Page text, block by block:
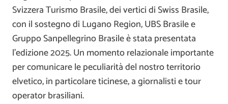
Svizzera Turismo Brasile, dei vertici di Swiss Brasile,
con il sostegno di Lugano Region, UBS Brasile e
Gruppo Sanpellegrino Brasile è stata presentata
l’edizione 2025. Un momento relazionale importante
per comunicare le peculiarità del nostro territorio
elvetico, in particolare ticinese, a giornalisti e tour
operator brasiliani.